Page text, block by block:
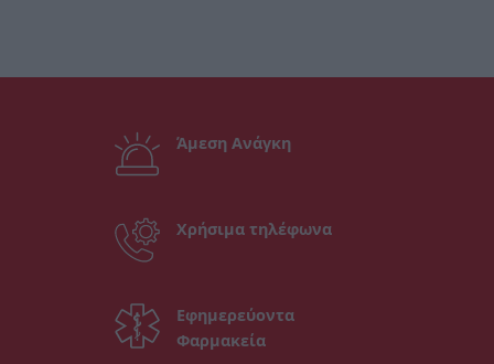
Άμεση Ανάγκη
Χρήσιμα τηλέφωνα
Εφημερεύοντα
Φαρμακεία